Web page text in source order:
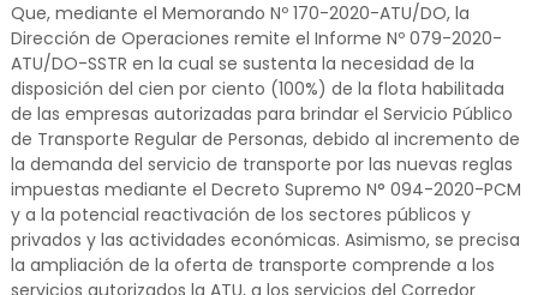
Que, mediante el Memorando Nº 170-2020-ATU/DO, la
Dirección de Operaciones remite el Informe Nº 079-2020-
ATU/DO-SSTR en la cual se sustenta la necesidad de la
disposición del cien por ciento (100%) de la flota habilitada
de las empresas autorizadas para brindar el Servicio Público
de Transporte Regular de Personas, debido al incremento de
la demanda del servicio de transporte por las nuevas reglas
impuestas mediante el Decreto Supremo N° 094-2020-PCM
y a la potencial reactivación de los sectores públicos y
privados y las actividades económicas. Asimismo, se precisa
la ampliación de la oferta de transporte comprende a los